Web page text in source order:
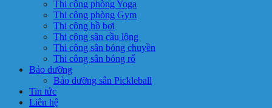
Thi công phòng Yoga
Thi công phòng Gym
Thi công hồ bơi
Thi công sân cầu lông
Thi công sân bóng chuyền
Thi công sân bóng rổ
Bảo dưỡng
Bảo dưỡng sân Pickleball
Tin tức
Liên hệ